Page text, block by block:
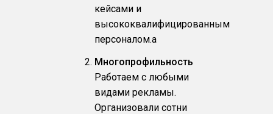
кейсами и
высококвалифицированным
персоналом.a
Многопрофильность
Работаем с любыми
видами рекламы.
Организовали сотни